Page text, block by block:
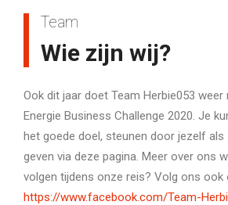
Team
Wie zijn wij?
Ook dit jaar doet Team Herbie053 weer
Energie Business Challenge 2020. Je
het goede doel, steunen door jezelf
geven via deze pagina. Meer over ons
volgen tijdens onze reis? Volg ons ook
https://www.facebook.com/Team-